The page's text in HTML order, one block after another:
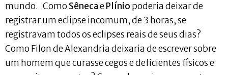
mundo. Como SênecaePlínio poderia deixar de
registrar um eclipse incomum, de 3 horas, se
registravam todos os eclipses reais de seus dias?
Como Filon de Alexandria deixaria de escrever sobre
um homem que curasse cegos e deficientes físicos e